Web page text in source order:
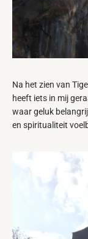
Na het zien van
heeft iets in mij
waar geluk
en spiritualiteit